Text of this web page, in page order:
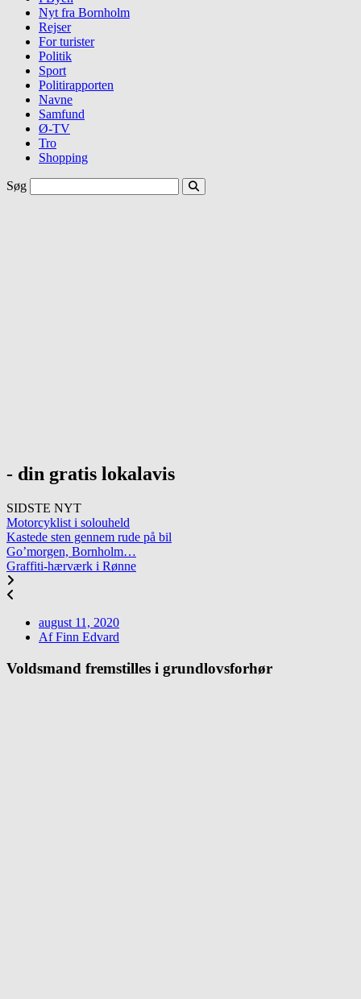
Nyt fra Bornholm
Rejser
For turister
Politik
Sport
Politirapporten
Navne
Samfund
Ø-TV
Tro
Shopping
Søg
- din gratis lokalavis
SIDSTE NYT
Motorcyklist i solouheld
Kastede sten gennem rude på bil
Go’morgen, Bornholm…
Graffiti-hærværk i Rønne
august 11, 2020
AfFinn Edvard
Voldsmand fremstilles i grundlovsforhør